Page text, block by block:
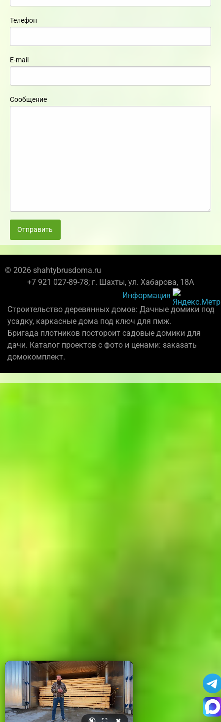
Телефон
E-mail
Сообщение
Отправить
© 2026 shahtybrusdoma.ru
+7 921 027-89-78; г. Шахты, ул. Хабарова, 18А
Информация
Строительство деревянных домов: Дачные домики под
усадку, каркасные дома под ключ для пмж.
Бригада плотников постороит садовые домики для
дачи. Каталог проектов с фото и ценами: заказать
домокомплект.